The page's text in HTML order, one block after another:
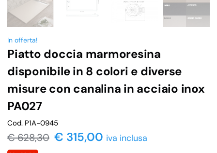
In offerta!
Piatto doccia marmoresina
disponibile in 8 colori e diverse
misure con canalina in acciaio inox
PA027
Cod. P1A-0945
€628,30 € 315,00 iva inclusa